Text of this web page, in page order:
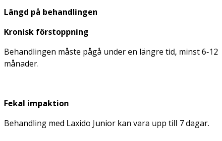
Längd på behandlingen
Kronisk förstoppning
Behandlingen måste pågå under en längre tid, minst 6-12
månader.
Fekal impaktion
Behandling med Laxido Junior kan vara upp till 7 dagar.